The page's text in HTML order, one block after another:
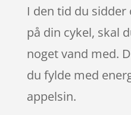
I den tid du
på din cykel, skal
noget vand med.
du fylde med
appelsin.